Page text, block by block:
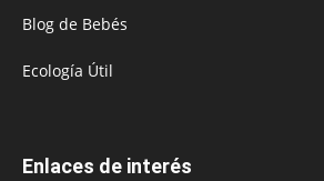
Blog de Bebés
Ecología Útil
Enlaces de interés